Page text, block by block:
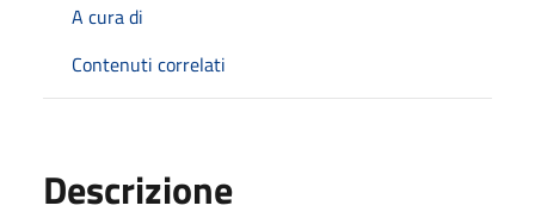
A cura di
Contenuti correlati
Descrizione